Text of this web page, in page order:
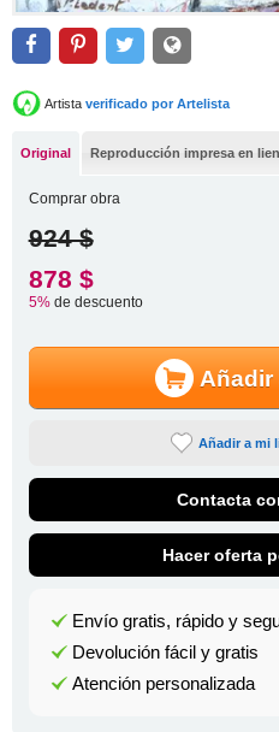
Artista verificado por Artelista
Original Reproducción impresa en
Comprar obra
924 $
878 $
5%de descuento
Añadir
Añadir a mi
Contacta
Hacer oferta
Envío gratis, rápido y
Devolución fácil y gratis
Atención personalizada